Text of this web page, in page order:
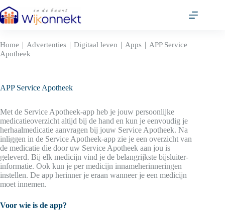
naar
de
Home | Advertenties | Digitaal leven | Apps | APP Service
Apotheek
APP Service Apotheek
Met de Service Apotheek-app heb je jouw persoonlijke
medicatieoverzicht altijd bij de hand en kun je eenvoudig je
herhaalmedicatie aanvragen bij jouw Service Apotheek. Na
inliggen in de Service Apotheek-app zie je een overzicht van
de medicatie die door uw Service Apotheek aan jou is
geleverd. Bij elk medicijn vind je de belangrijkste bijsluiter-
informatie. Ook kun je per medicijn innameherinneringen
instellen. De app herinner je eraan wanneer je een medicijn
moet innemen.
Voor wie is de app?